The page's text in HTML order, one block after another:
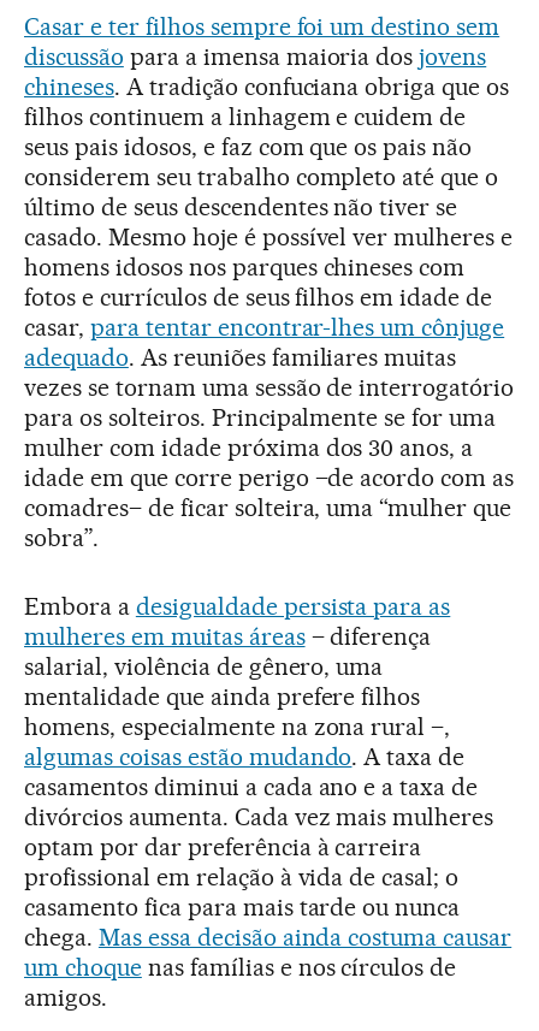
Casar e ter filhos sempre foi um destino sem
discussão para a imensa maioria dosjovens
chineses. A tradição confuciana obriga que os
filhos continuem a linhagem e cuidem de
seus pais idosos, e faz com que os pais não
considerem seu trabalho completo até que o
último de seus descendentes não tiver se
casado. Mesmo hoje é possível ver mulheres e
homens idosos nos parques chineses com
fotos e currículos de seus filhos em idade de
casar, para tentar encontrar-lhes um cônjuge
adequado. As reuniões familiares muitas
vezes se tornam uma sessão de interrogatório
para os solteiros. Principalmente se for uma
mulher com idade próxima dos 30 anos, a
idade em que corre perigo –de acordo com as
comadres– de ficar solteira, uma “mulher que
sobra”.
Embora a desigualdade persista para as
mulheres em muitas áreas– diferença
salarial, violência de gênero, uma
mentalidade que ainda prefere filhos
homens, especialmente na zona rural –,
algumas coisas estão mudando. A taxa de
casamentos diminui a cada ano e a taxa de
divórcios aumenta. Cada vez mais mulheres
optam por dar preferência à carreira
profissional em relação à vida de casal; o
casamento fica para mais tarde ou nunca
chega. Mas essa decisão ainda costuma causar
um choquenas famílias e nos círculos de
amigos.